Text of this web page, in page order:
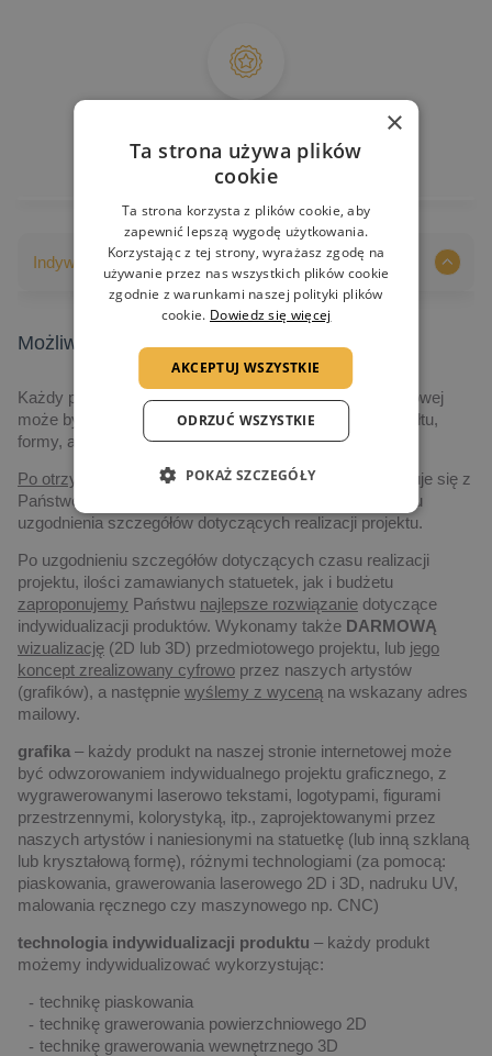
Indywidualizacja nadruków
Możliwości indywidualizacji nadruków
Każdy produkt prezentowany na naszej stronie internetowej
może być indywidualizowany, poczynając od jego kształtu,
formy, aż po grafikę i technologię realizacji.
Po otrzymaniu zapytania,nasz przedstawiciel skontaktuje się z
Państwem drogą elektroniczną, albo telefoniczną, w celu
uzgodnienia szczegółów dotyczących realizacji projektu.
Po uzgodnieniu szczegółów dotyczących czasu realizacji
projektu, ilości zamawianych statuetek, jak i budżetu
zaproponujemy Państwu najlepsze rozwiązanie dotyczące
indywidualizacji produktów. Wykonamy także DARMOWĄ
wizualizację (2D lub 3D) przedmiotowego projektu, lub jego
koncept zrealizowany cyfrowo przez naszych artystów
(grafików), a następnie wyślemy z wyceną na wskazany adres
mailowy.
grafika – każdy produkt na naszej stronie internetowej może
być odwzorowaniem indywidualnego projektu graficznego, z
wygrawerowanymi laserowo tekstami, logotypami, figurami
przestrzennymi, kolorystyką, itp., zaprojektowanymi przez
naszych artystów i naniesionymi na statuetkę (lub inną szklaną
lub kryształową formę), różnymi technologiami (za pomocą:
piaskowania, grawerowania laserowego 2D i 3D, nadruku UV,
malowania ręcznego czy maszynowego np. CNC)
technologia indywidualizacji produktu – każdy produkt
możemy indywidualizować wykorzystując:
technikę piaskowania
technikę grawerowania powierzchniowego 2D
technikę grawerowania wewnętrznego 3D
×
Ta strona używa plików
cookie
Ta strona korzysta z plików cookie, aby
zapewnić lepszą wygodę użytkowania.
Korzystając z tej strony, wyrażasz zgodę na
używanie przez nas wszystkich plików cookie
zgodnie z warunkami naszej polityki plików
cookie. Dowiedz się więcej
AKCEPTUJ WSZYSTKIE
ODRZUĆ WSZYSTKIE
POKAŻ SZCZEGÓŁY